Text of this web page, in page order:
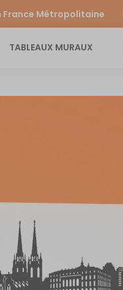
France Métropolitaine
TABLEAUX MURAUX